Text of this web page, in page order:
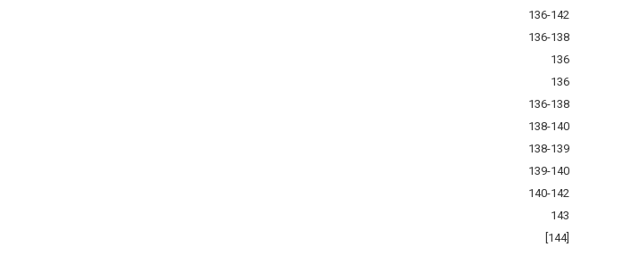
136-142
136-138
136
136
136-138
138-140
138-139
139-140
140-142
143
[144]